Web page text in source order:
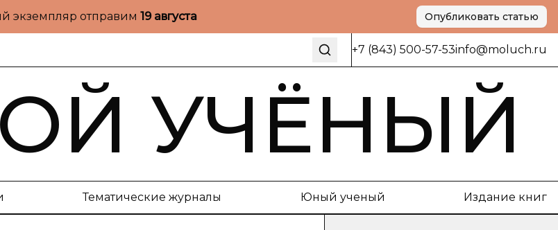
экземпляр отправим 19 августа Опубликовать статью
+7 (843) 500-57-53info@moluch.ru
УЧЁНЫЙ
Тематические журналы Юный ученый Издание книг